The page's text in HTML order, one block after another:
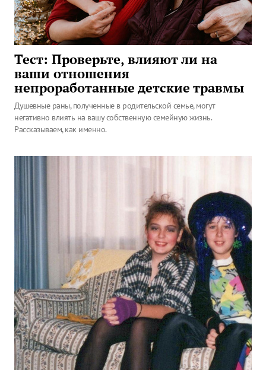
Тест: Проверьте, влияют ли на
ваши отношения
непроработанные детские травмы
Душевные раны, полученные в родительской семье, могут
негативно влиять на вашу собственную семейную жизнь.
Рассказываем, как именно.